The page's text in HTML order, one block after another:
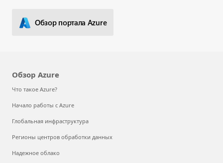
Обзор портала Azure
Обзор Azure
Что такое Azure?
Начало работы с Azure
Глобальная инфраструктура
Регионы центров обработки данных
Надежное облако